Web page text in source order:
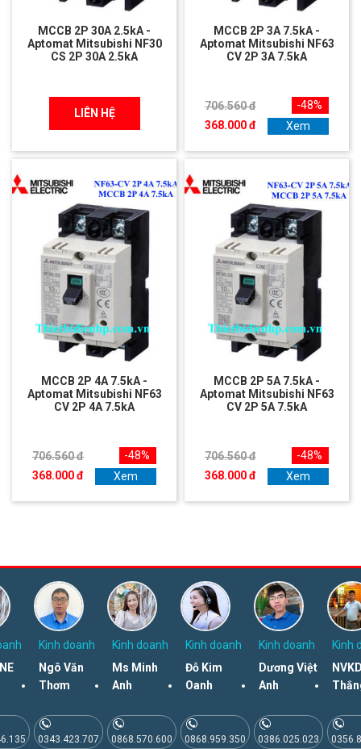
MCCB 2P 30A 2.5kA -
Aptomat Mitsubishi NF30
CS 2P 30A 2.5kA
LIÊN HỆ
MCCB 2P 3A 7.5kA -
Aptomat Mitsubishi NF63
CV 2P 3A 7.5kA
706.560 đ
368.000 đ
-48%
Xem
MCCB 2P 4A 7.5kA -
Aptomat Mitsubishi NF63
CV 2P 4A 7.5kA
706.560 đ
368.000 đ
-48%
Xem
MCCB 2P 5A 7.5kA -
Aptomat Mitsubishi NF63
CV 2P 5A 7.5kA
706.560 đ
368.000 đ
-48%
Xem
Kinh doanh
Ngô Văn
Thơm
0343.423.707
Kinh doanh
Ms Minh
Anh
0868.570.600
Kinh doanh
Đỗ Kim
Oanh
0868.959.350
Kinh doanh
Dương Việt
Anh
0386.025.023
Kinh